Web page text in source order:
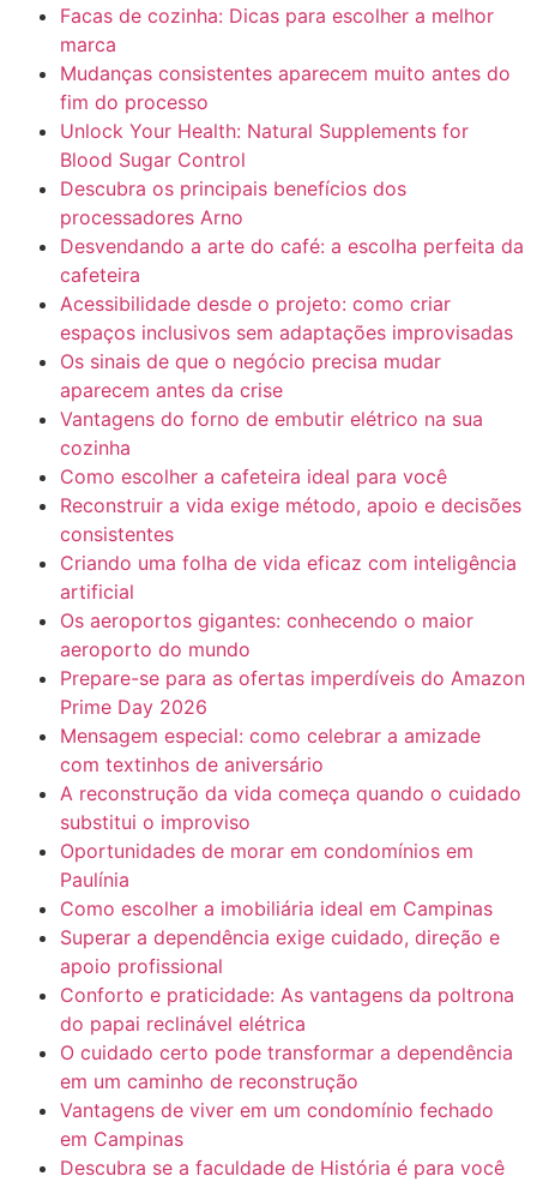
Facas de cozinha: Dicas para escolher a melhor
marca
Mudanças consistentes aparecem muito antes do
fim do processo
Unlock Your Health: Natural Supplements for
Blood Sugar Control
Descubra os principais benefícios dos
processadores Arno
Desvendando a arte do café: a escolha perfeita da
cafeteira
Acessibilidade desde o projeto: como criar
espaços inclusivos sem adaptações improvisadas
Os sinais de que o negócio precisa mudar
aparecem antes da crise
Vantagens do forno de embutir elétrico na sua
cozinha
Como escolher a cafeteira ideal para você
Reconstruir a vida exige método, apoio e decisões
consistentes
Criando uma folha de vida eficaz com inteligência
artificial
Os aeroportos gigantes: conhecendo o maior
aeroporto do mundo
Prepare-se para as ofertas imperdíveis do Amazon
Prime Day 2026
Mensagem especial: como celebrar a amizade
com textinhos de aniversário
A reconstrução da vida começa quando o cuidado
substitui o improviso
Oportunidades de morar em condomínios em
Paulínia
Como escolher a imobiliária ideal em Campinas
Superar a dependência exige cuidado, direção e
apoio profissional
Conforto e praticidade: As vantagens da poltrona
do papai reclinável elétrica
O cuidado certo pode transformar a dependência
em um caminho de reconstrução
Vantagens de viver em um condomínio fechado
em Campinas
Descubra se a faculdade de História é para você